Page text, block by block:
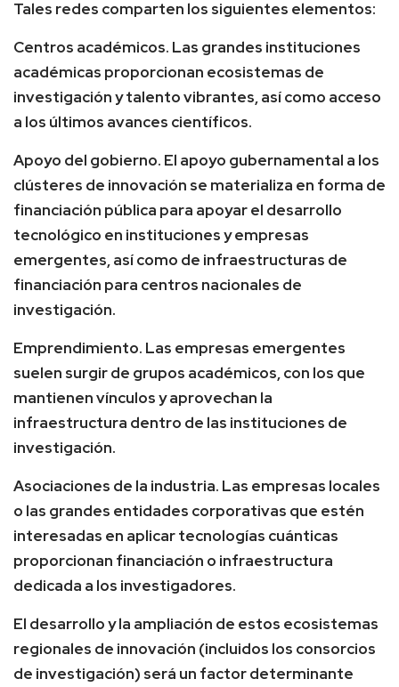
Tales redes comparten los siguientes elementos:
Centros académicos. Las grandes instituciones
académicas proporcionan ecosistemas de
investigación y talento vibrantes, así como acceso
a los últimos avances científicos.
Apoyo del gobierno. El apoyo gubernamental a los
clústeres de innovación se materializa en forma de
financiación pública para apoyar el desarrollo
tecnológico en instituciones y empresas
emergentes, así como de infraestructuras de
financiación para centros nacionales de
investigación.
Emprendimiento. Las empresas emergentes
suelen surgir de grupos académicos, con los que
mantienen vínculos y aprovechan la
infraestructura dentro de las instituciones de
investigación.
Asociaciones de la industria. Las empresas locales
o las grandes entidades corporativas que estén
interesadas en aplicar tecnologías cuánticas
proporcionan financiación o infraestructura
dedicada a los investigadores.
El desarrollo y la ampliación de estos ecosistemas
regionales de innovación (incluidos los consorcios
de investigación) será un factor determinante